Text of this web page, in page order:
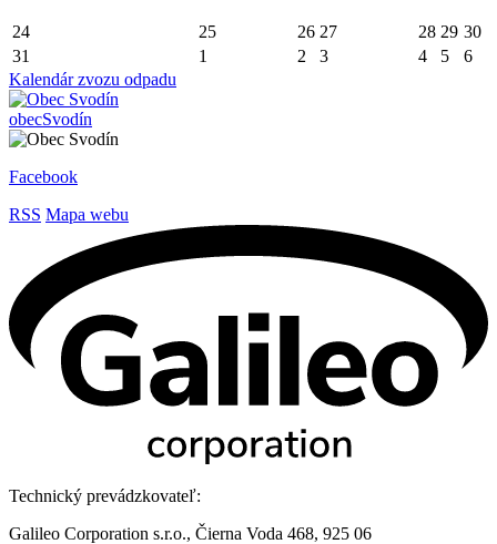
24 25 26 27 28 29 30
31
1 2 3 4 5
6
Kalendár zvozu odpadu
obecSvodín
Facebook
RSS Mapa webu
Technický prevádzkovateľ:
Galileo Corporation s.r.o., Čierna Voda 468, 925 06